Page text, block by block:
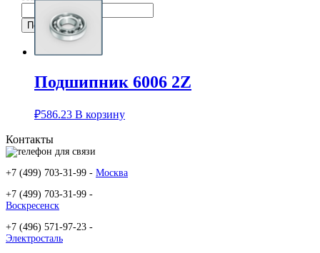
Подшипник 6006 2Z
₽586.23 В корзину
Контакты
+7 (499) 703-31-99 - Москва
+7 (499) 703-31-99 -
Воскресенск
+7 (496) 571-97-23 -
Электросталь